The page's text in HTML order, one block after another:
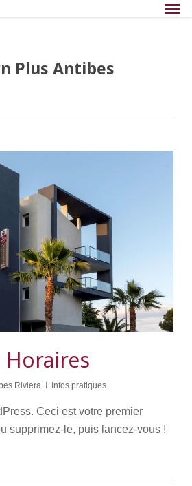
Plus Antibes
Horaires
Riviera Infos pratiques
Ceci est votre premier
supprimez-le, puis lancez-vous !
Menu